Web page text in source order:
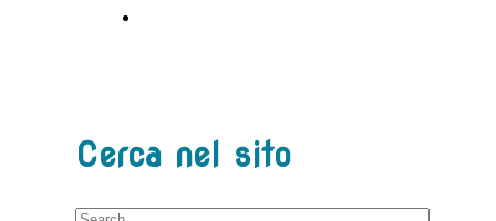
Cerca nel sito